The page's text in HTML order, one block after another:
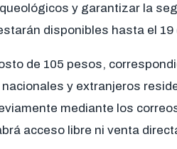
y garantizar la
disponibles hasta el 19
de 105 pesos,
y extranjeros
mediante los
acceso libre ni venta